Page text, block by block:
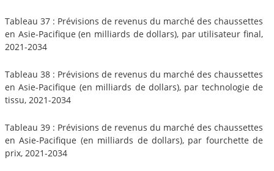
Tableau 37 : Prévisions de revenus du marché des chaussettes
en Asie-Pacifique (en milliards de dollars), par utilisateur final,
2021-2034
Tableau 38 : Prévisions de revenus du marché des chaussettes
en Asie-Pacifique (en milliards de dollars), par technologie de
tissu, 2021-2034
Tableau 39 : Prévisions de revenus du marché des chaussettes
en Asie-Pacifique (en milliards de dollars), par fourchette de
prix, 2021-2034